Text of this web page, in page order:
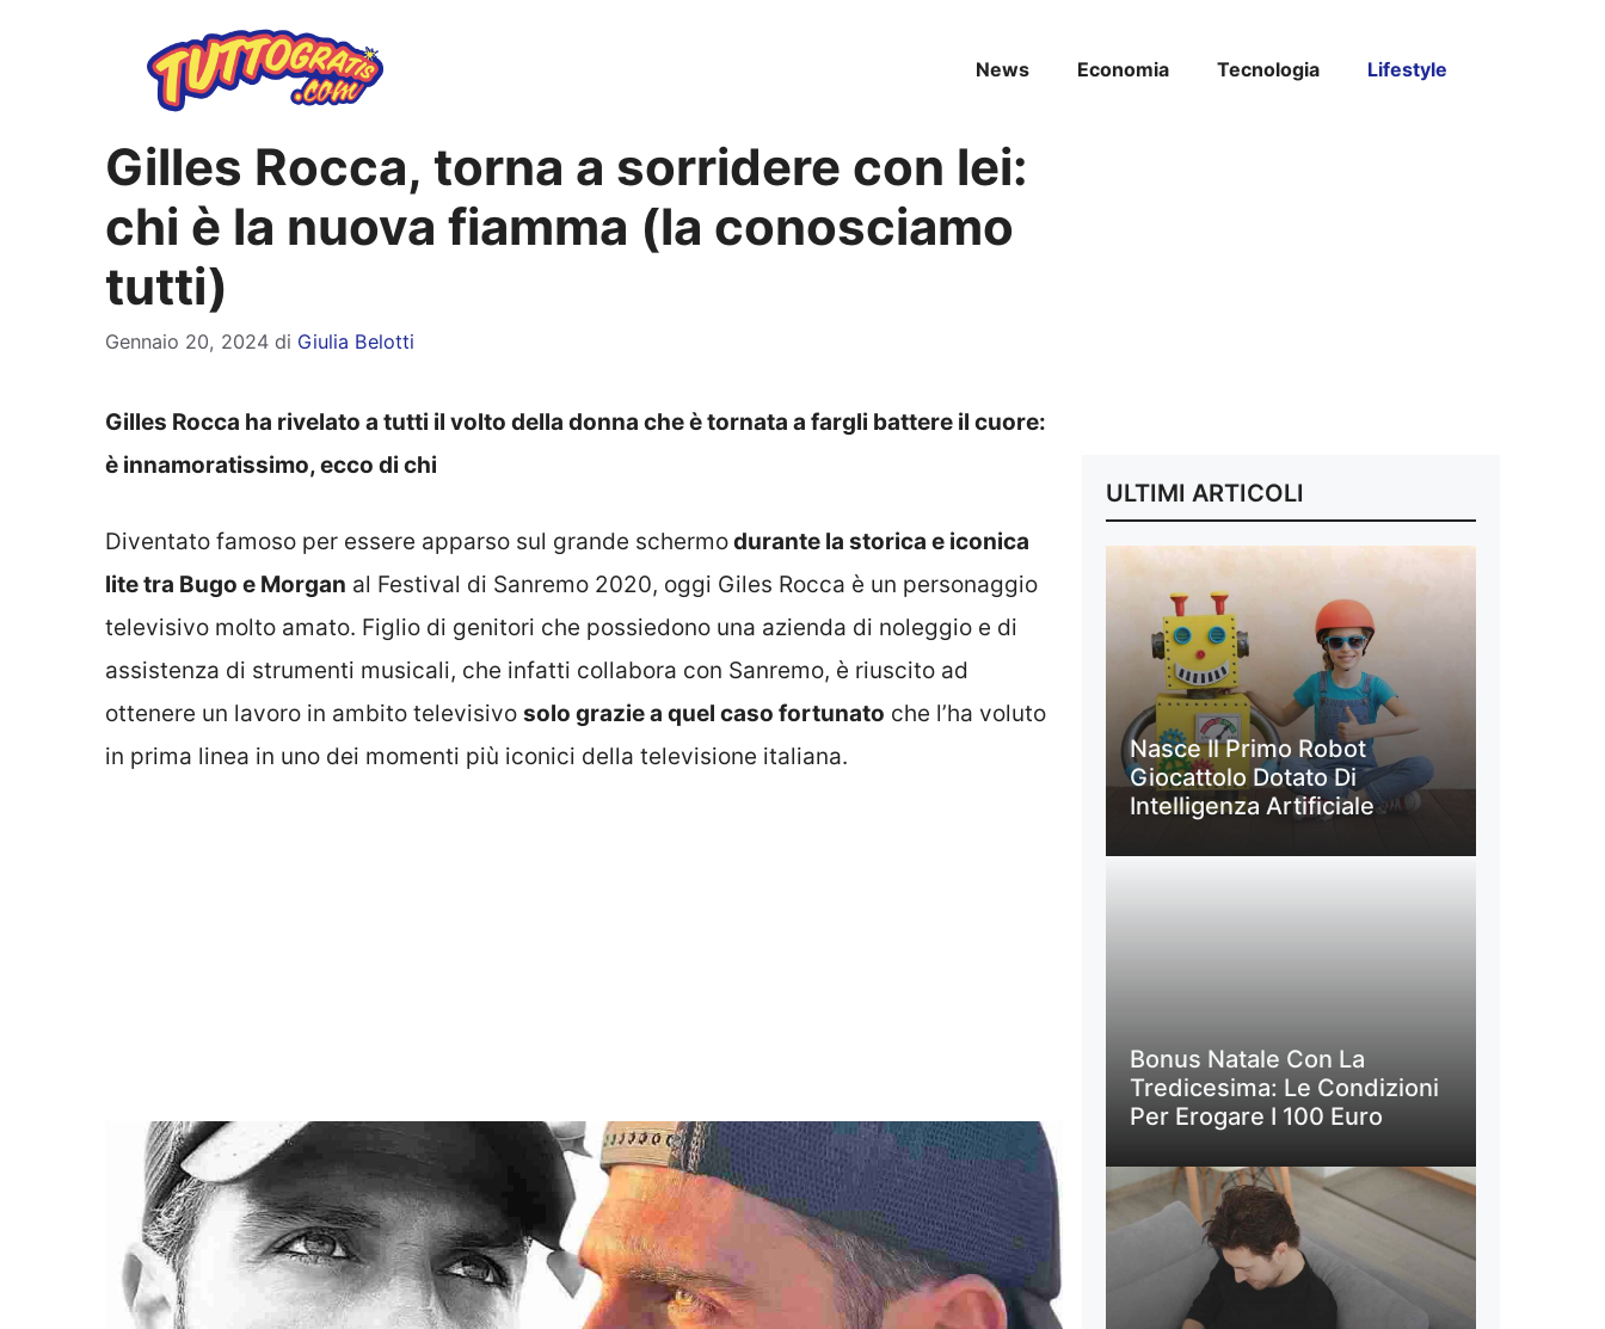
News Economia Tecnologia Lifestyle
Gilles Rocca, torna a sorridere con lei:
chi è la nuova fiamma (la conosciamo
tutti)
Gennaio 20, 2024 di Giulia Belotti
Gilles Rocca ha rivelato a tutti il volto della donna che è tornata a fargli battere il cuore:
è innamoratissimo, ecco di chi
Diventato famoso per essere apparso sul grande schermodurante la storica e iconica
lite tra Bugo e Morgan al Festival di Sanremo 2020, oggi Giles Rocca è un personaggio
televisivo molto amato. Figlio di genitori che possiedono una azienda di noleggio e di
assistenza di strumenti musicali, che infatti collabora con Sanremo, è riuscito ad
ottenere un lavoro in ambito televisivo solo grazie a quel caso fortunato che l’ha voluto
in prima linea in uno dei momenti più iconici della televisione italiana.
ULTIMI ARTICOLI
Nasce Il Primo Robot
Giocattolo Dotato Di
Intelligenza Artificiale
Bonus Natale Con La
Tredicesima: Le Condizioni
Per Erogare I 100 Euro